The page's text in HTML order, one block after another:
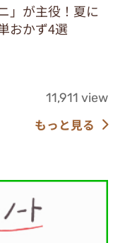
」が主役！夏に
おかず4選
11,911 view
もっと見る